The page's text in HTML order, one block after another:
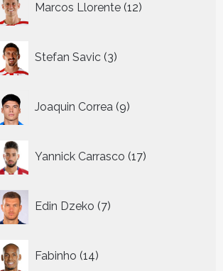
Marcos Llorente 12
producten
Stefan Savic 3
producten
Joaquin Correa 9
producten
Yannick Carrasco 17
producten
Edin Dzeko 7
producten
Fabinho 14
producten